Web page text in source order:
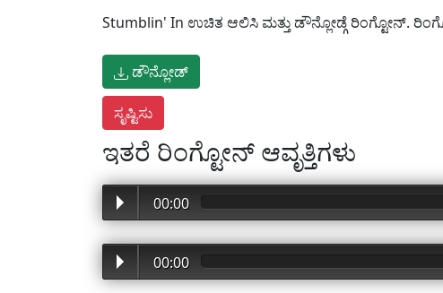
Stumblin' In ಉಚಿತ ಆಲಿಸಿ ಮತ್ತು ಡೌನ್ಲೋಡ್ಗೆ ರಿಂಗ್ಟೋನ್.
ಡೌನ್ಲೋಡ್
ಇತರೆ ರಿಂಗ್ಟೋನ್ ಆವೃತ್ತಿಗಳು
00:00
00:00